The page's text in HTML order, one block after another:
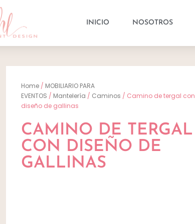
INICIO NOSOTROS
Home / MOBILIARIO PARA
EVENTOS / Mantelería / Caminos / Camino de tergal con
diseño de gallinas
CAMINO DE TERGAL
CON DISEÑO DE
GALLINAS